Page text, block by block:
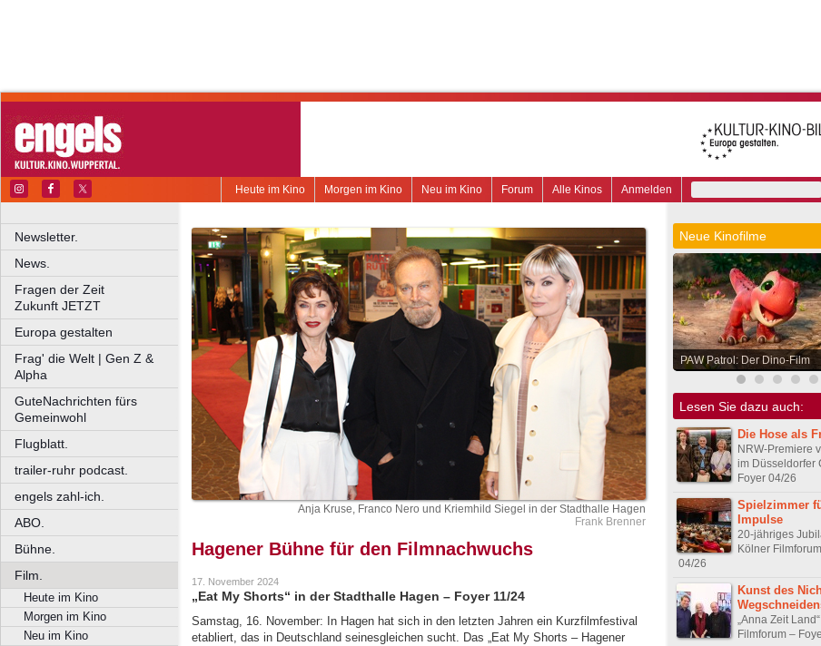
Anmelden
Alle Kinos
Forum
Neu im Kino
Morgen im Kino
Heute im Kino
Newsletter.
News.
Fragen der Zeit
Zukunft JETZT
Europa gestalten
Frag' die Welt | Gen Z &
Alpha
GuteNachrichten fürs
Gemeinwohl
Flugblatt.
trailer-ruhr podcast.
engels zahl-ich.
ABO.
Bühne.
Film.
Heute im Kino
Morgen im Kino
Neu im Kino
Anja Kruse, Franco Nero und Kriemhild Siegel in der Stadthalle Hagen
Frank Brenner
Hagener Bühne für den Filmnachwuchs
17. November 2024
„Eat My Shorts“ in der Stadthalle Hagen – Foyer 11/24
Samstag, 16. November: In Hagen hat sich in den letzten Jahren ein Kurzfilmfestival
etabliert, das in Deutschland seinesgleichen sucht. Das „Eat My Shorts – Hagener
Neue Kinofilme
PAW Patrol: Der Dino-Film
Lesen Sie dazu auch:
Die Hose als
NRW-Premiere
im Düsseldorfer
Foyer 04/26
Spielzimmer
Impulse
20-jähriges
Kölner
04/26
Kunst des
„Anna Zeit
Filmforum –